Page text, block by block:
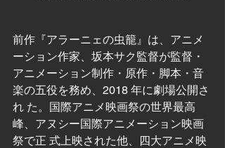
前作『アラーニェの虫籠』は、アニメ
ーション作家、坂本サク監督が監督・
アニメーション制作・原作・脚本・音
楽の五役を務め、2018 年に劇場公開さ
れ た。国際アニメ映画祭の世界最高
峰、アヌシー国際アニメーション映画
祭で正 式上映された他、四大アニメ映